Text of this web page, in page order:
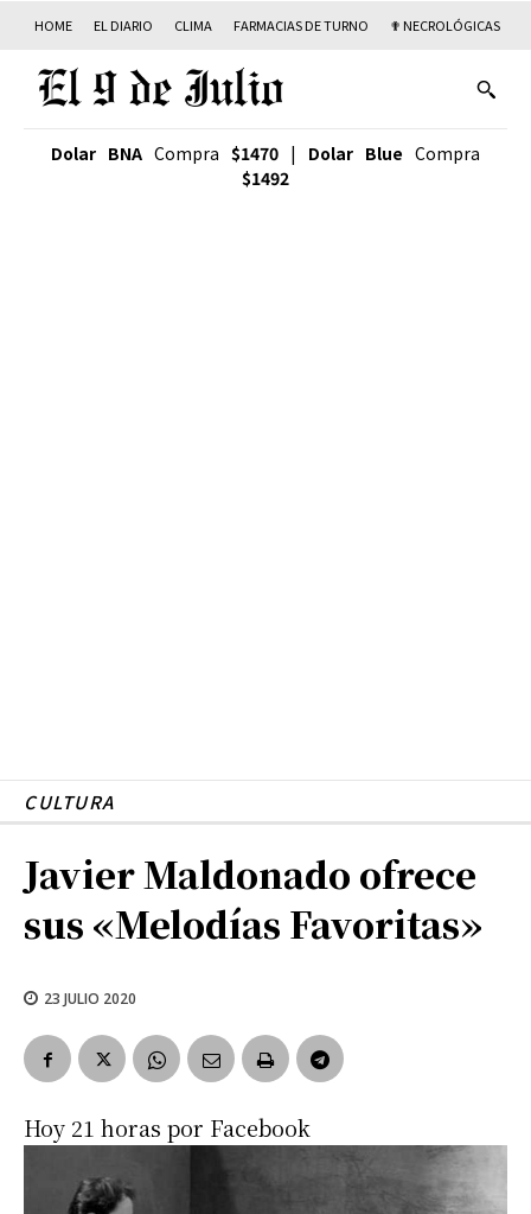
HOME EL DIARIO CLIMA FARMACIAS DE TURNO ✟ NECROLÓGICAS
Dolar BNA Compra $1470 | Dolar Blue Compra
$1492
CULTURA
Javier Maldonado ofrece
sus «Melodías Favoritas»
23 JULIO 2020
Hoy 21 horas por Facebook